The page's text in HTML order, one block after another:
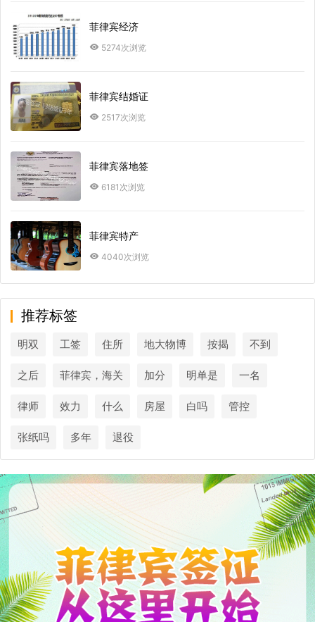
菲律宾经济
5274次浏览
菲律宾结婚证
2517次浏览
菲律宾落地签
6181次浏览
菲律宾特产
4040次浏览
推荐标签
明双 工签 住所 地大物博 按揭 不到
之后 菲律宾，海关 加分 明单是 一名
律师 效力 什么 房屋 白吗 管控
张纸吗 多年 退役